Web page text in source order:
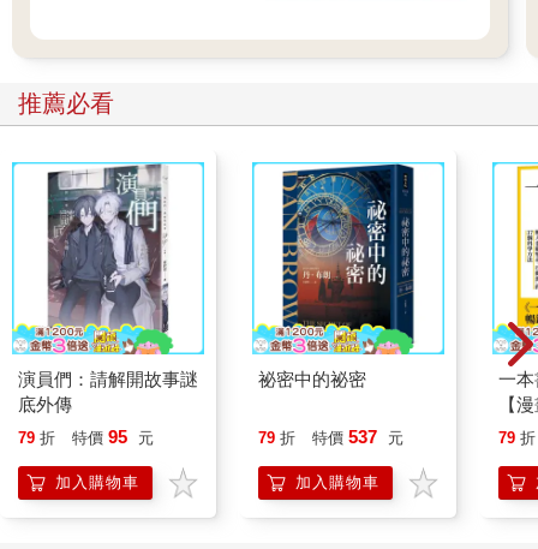
推薦必看
演員們：請解開故事謎
底外傳
79 折 特價 95 元
加入購物車
祕密中的祕密
79 折 特價 537 元
加入購物車
一
【
行
「
學方
79 折